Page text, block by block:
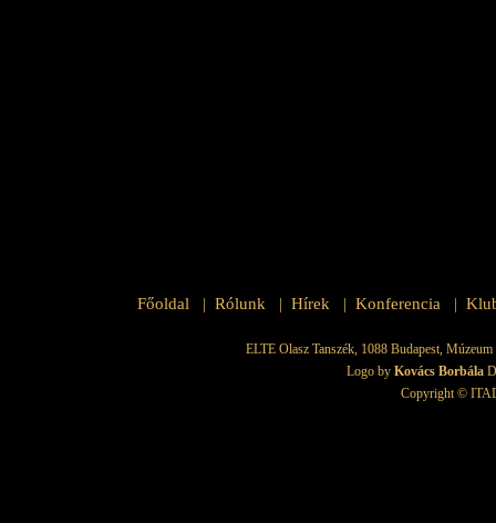
Főoldal| Rólunk| Hírek| Konferencia|
ELTE Olasz Tanszék, 1088 Budapest,
Logo by Kovács Borbála
Copyright ©